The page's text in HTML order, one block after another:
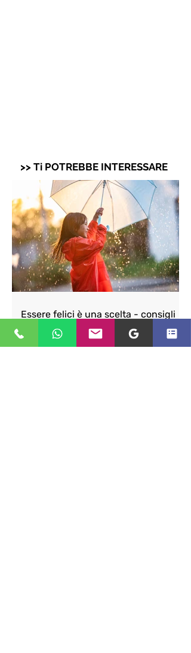
>> Ti POTREBBE INTERESSARE
Essere felici è una scelta - consigli
Ravelli